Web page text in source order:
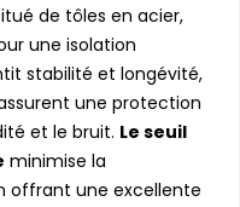
de tôles en acier,
une isolation
stabilité et longévité,
une protection
et le bruit. Le seuil
minimise la
offrant une excellente